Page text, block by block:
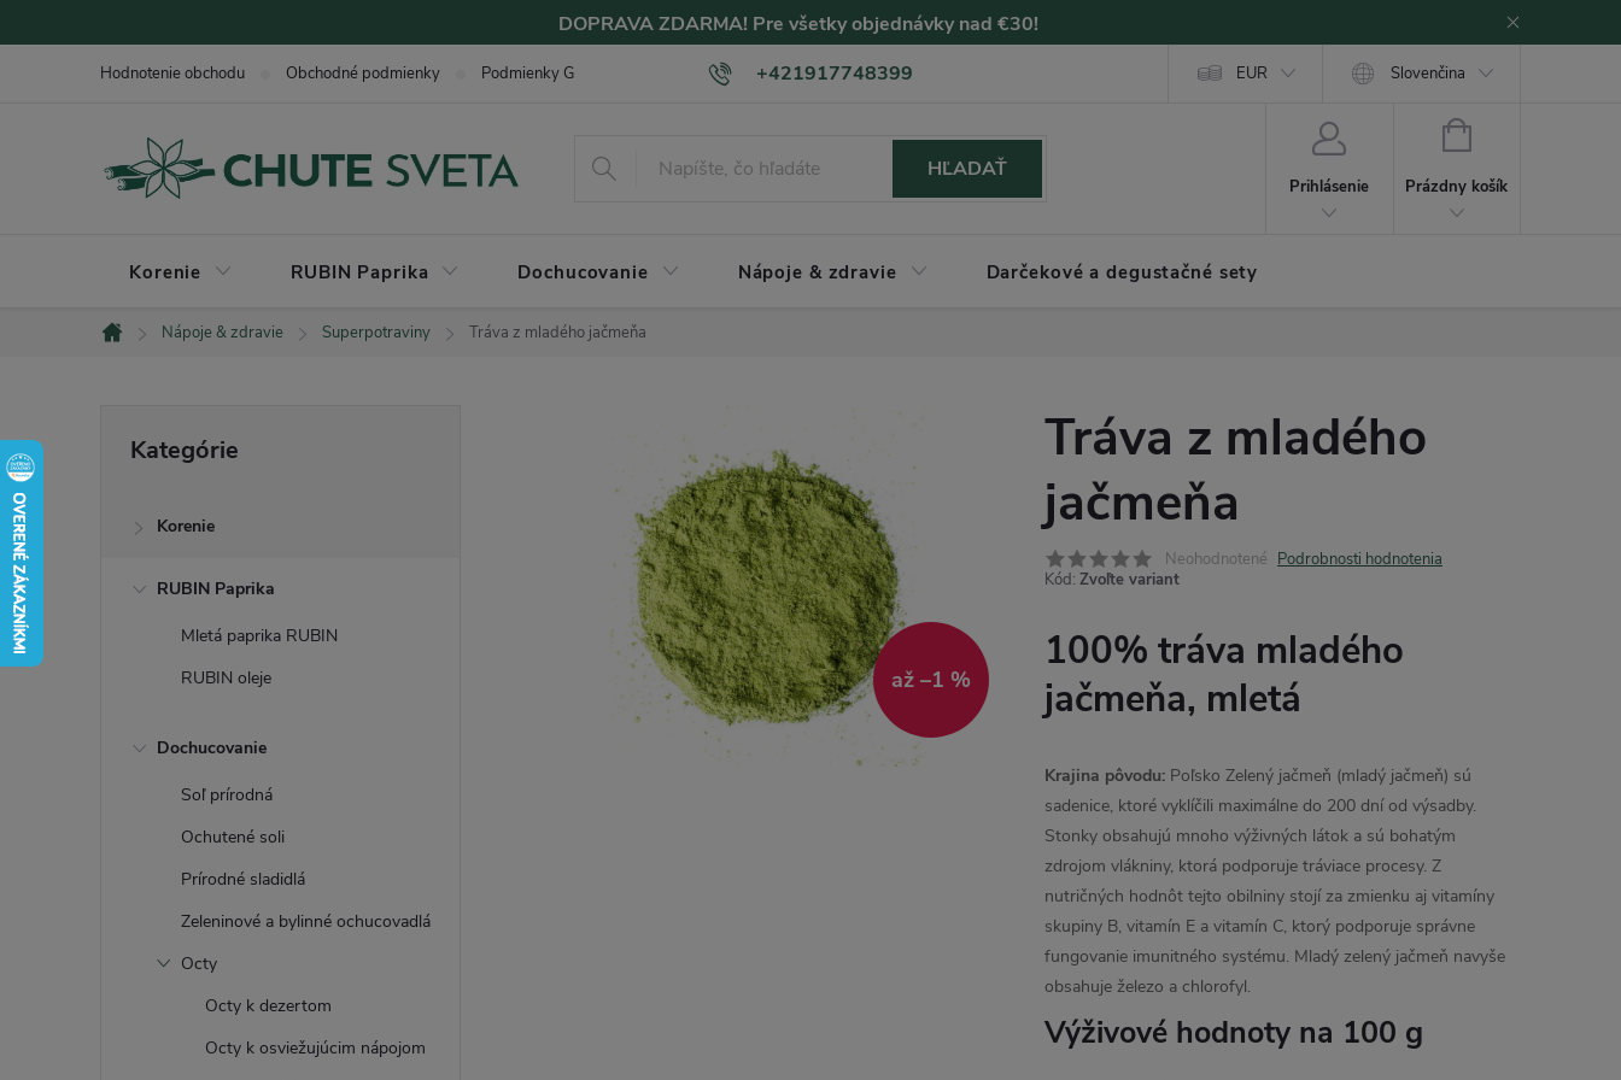
na
DOPRAVA ZDARMA! Pre všetky objednávky nad €30!
+421917748399
Hodnotenie obchodu Obchodné podmienky Podmienky GDPR Hodnotenie SLEVOMAT Hodnotenie ZLAVOMAT EUR Slovenčina
HĽADAŤ
Prihlásenie
Prázdny košík
Korenie RUBIN Paprika Dochucovanie Nápoje & zdravie Darčekové a degustačné sety
Domov
Nápoje & zdravie Superpotraviny Tráva z mladého jačmeňa
kategórie
Kategórie
Korenie
RUBIN Paprika
Mletá paprika RUBIN
RUBIN oleje
Dochucovanie
Soľ prírodná
Ochutené soli
Prírodné sladidlá
Zeleninové a bylinné ochucovadlá
Octy
Octy k dezertom
Octy k osviežujúcim nápojom
až –1 %
Tráva z mladého
jačmeňa
Neohodnotené Podrobnosti hodnotenia
Kód: Zvoľte variant
100% tráva mladého
jačmeňa, mletá
Krajina pôvodu: Poľsko Zelený jačmeň (mladý jačmeň) sú
sadenice, ktoré vyklíčili maximálne do 200 dní od výsadby.
Stonky obsahujú mnoho výživných látok a sú bohatým
zdrojom vlákniny, ktorá podporuje tráviace procesy. Z
nutričných hodnôt tejto obilniny stojí za zmienku aj vitamíny
skupiny B, vitamín E a vitamín C, ktorý podporuje správne
fungovanie imunitného systému. Mladý zelený jačmeň navyše
obsahuje železo a chlorofyl.
Výživové hodnoty na 100 g